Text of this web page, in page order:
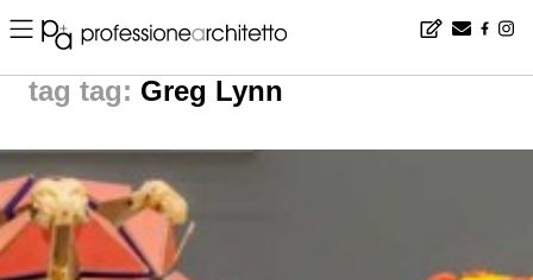
Home ▪ news ▪ tag: Greg Lynn | noticias arquitectura
tag: Greg Lynn